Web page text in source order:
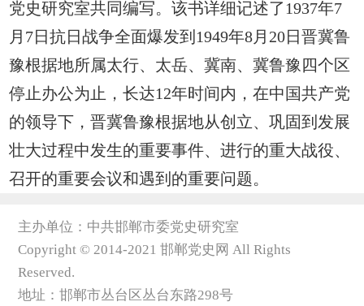
党史研究室共同编写。该书详细记述了1937年7
月7日抗日战争全面爆发到1949年8月20日晋冀鲁
豫根据地所属太行、太岳、冀南、冀鲁豫四个区
停止办公为止，长达12年时间内，在中国共产党
的领导下，晋冀鲁豫根据地从创立、巩固到发展
壮大过程中发生的重要事件、进行的重大战役、
召开的重要会议和遇到的重要问题。
主办单位：中共邯郸市委党史研究室
Copyright © 2014-2021 邯郸党史网 All Rights
Reserved.
地址：邯郸市丛台区丛台东路298号